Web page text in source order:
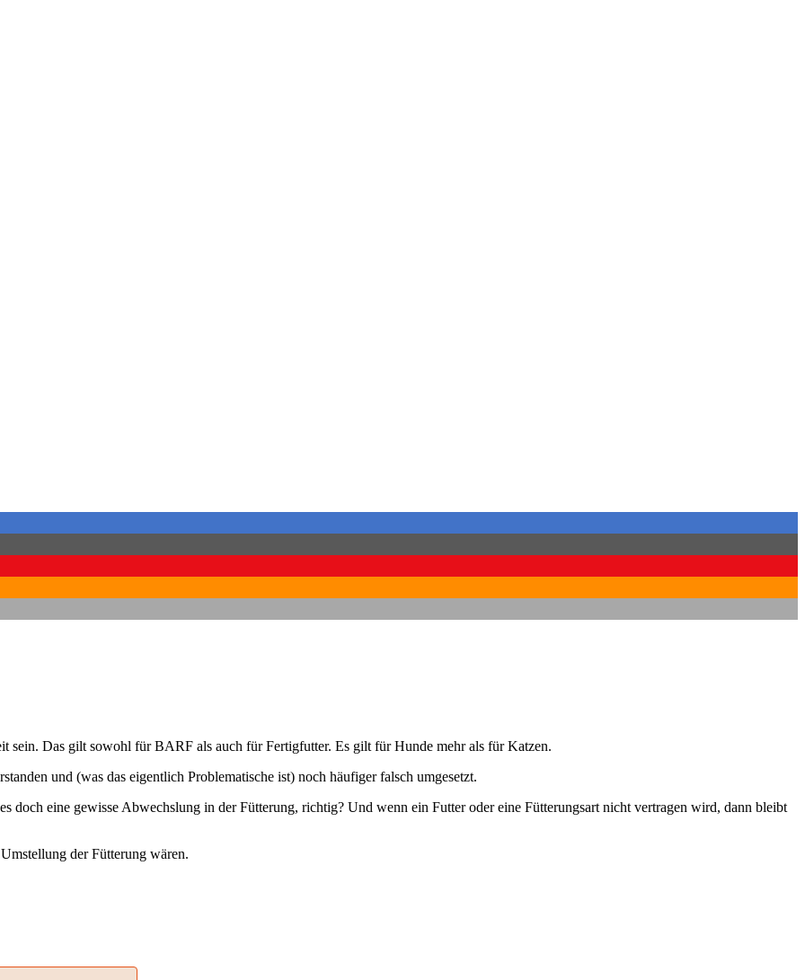
sein. Das gilt sowohl für BARF als auch für Fertigfutter. Es gilt für Hunde mehr als für Katzen.
und (was das eigentlich Problematische ist) noch häufiger falsch umgesetzt.
doch eine gewisse Abwechslung in der Fütterung, richtig? Und wenn ein Futter oder eine Fütterungsart nicht vertragen wird, dann bleibt
der Fütterung wären.